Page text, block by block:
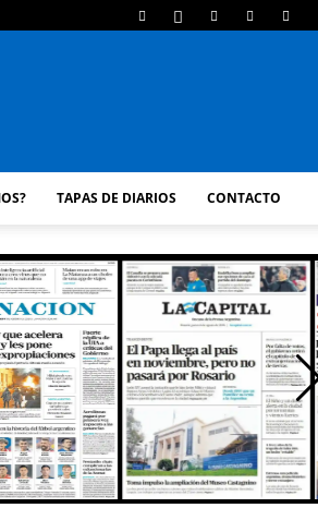
TAPAS DE DIARIOS CONTACTO